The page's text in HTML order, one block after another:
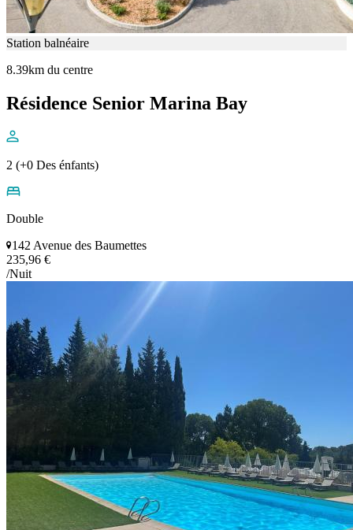
Station balnéaire
8.39km du centre
Résidence Senior Marina Bay
2 (+0 Des énfants)
Double
142 Avenue des Baumettes
235,96 €
/Nuit